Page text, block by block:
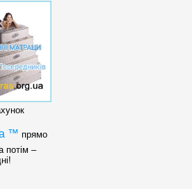
™ прямо
потім –